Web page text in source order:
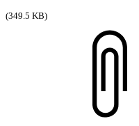
(349.5 KB)